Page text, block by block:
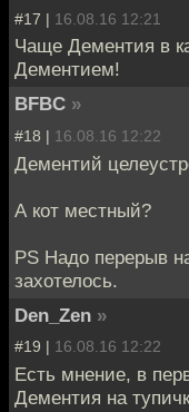
#17 | 16.08.16 12:21
Чаще Дементия в
Дементием!
BFBC »
#18 | 16.08.16 12:22
Дементий
А кот местный?
PS Надо перерыв
захотелось.
Den_Zen »
#19 | 16.08.16 12:22
Есть мнение, в
Дементия на